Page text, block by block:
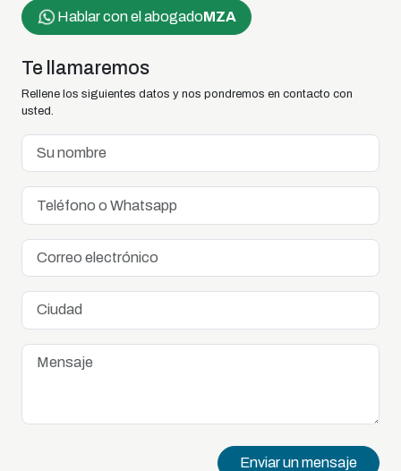
Hablar con el abogadoMZA
Te llamaremos
Rellene los siguientes datos y nos pondremos en contacto con
usted.
Enviar un mensaje